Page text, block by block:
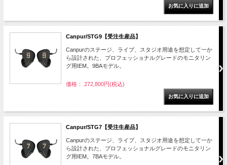
Canpur/STG9【受注生産品】
Canpurのステージ、ライブ、スタジオ用途を想定して一か
ら設計された、プロフェッショナルグレードのモニタリン
グ用IEM。9BAモデル。
価格： 272,800円(税込)
Canpur/STG7【受注生産品】
Canpurのステージ、ライブ、スタジオ用途を想定して一か
ら設計された、プロフェッショナルグレードのモニタリン
グ用IEM。7BAモデル。